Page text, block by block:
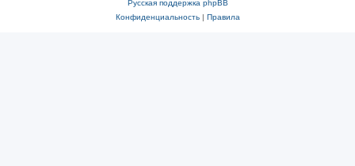
Русская поддержка phpBB
Конфиденциальность| Правила